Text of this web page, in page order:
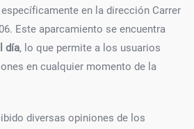
en la dirección Carrer
Este aparcamiento se encuentra
día, lo que permite a los usuarios
en cualquier momento de la
diversas opiniones de los